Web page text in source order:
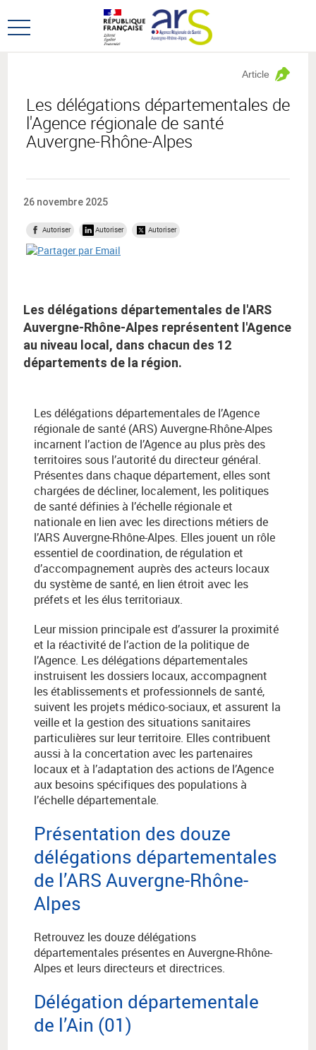
au
menu
au
contenu
Ouvrir
Les délégations départementales de
l'Agence régionale de santé
Auvergne-Rhône-Alpes
Article
26 novembre 2025
Autoriser Autoriser Autoriser
Les délégations départementales de l'ARS
Auvergne-Rhône-Alpes représentent l'Agence
au niveau local, dans chacun des 12
départements de la région.
Les délégations départementales de l’Agence
régionale de santé (ARS) Auvergne-Rhône-Alpes
incarnent l’action de l’Agence au plus près des
territoires sous l’autorité du directeur général.
Présentes dans chaque département, elles sont
chargées de décliner, localement, les politiques
de santé définies à l’échelle régionale et
nationale en lien avec les directions métiers de
l’ARS Auvergne-Rhône-Alpes. Elles jouent un rôle
essentiel de coordination, de régulation et
d’accompagnement auprès des acteurs locaux
du système de santé, en lien étroit avec les
préfets et les élus territoriaux.
Leur mission principale est d’assurer la proximité
et la réactivité de l’action de la politique de
l’Agence. Les délégations départementales
instruisent les dossiers locaux, accompagnent
les établissements et professionnels de santé,
suivent les projets médico-sociaux, et assurent la
veille et la gestion des situations sanitaires
particulières sur leur territoire. Elles contribuent
aussi à la concertation avec les partenaires
locaux et à l’adaptation des actions de l’Agence
aux besoins spécifiques des populations à
l’échelle départementale.
Présentation des douze
délégations départementales
de l’ARS Auvergne-Rhône-
Alpes
Retrouvez les douze délégations
départementales présentes en Auvergne-Rhône-
Alpes et leurs directeurs et directrices.
Délégation départementale
de l’Ain (01)